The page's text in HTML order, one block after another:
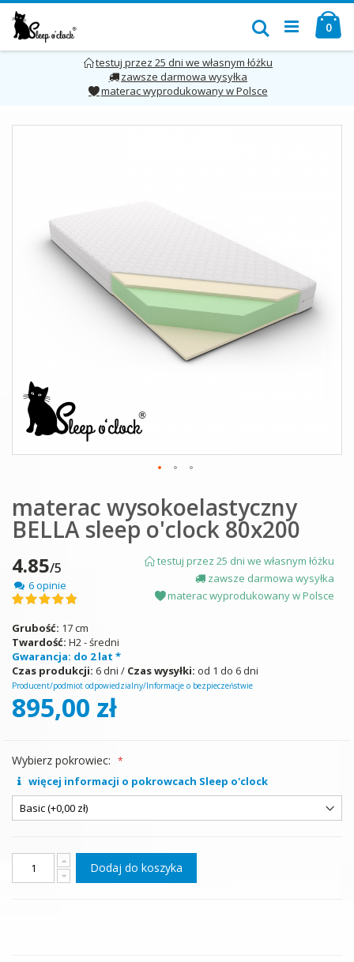
testuj przez 25 dni we własnym łóżku
zawsze darmowa wysyłka
materac wyprodukowany w Polsce
Przejdź
do
treści
0
Szukaj
materac wysokoelastyczny
BELLA sleep o'clock 80x200
4.85/5
6 opinie
Ocena:
testuj przez 25 dni we własnym łóżku
zawsze darmowa wysyłka
materac wyprodukowany w Polsce
Grubość: 17 cm
Twardość: H2 - średni
Gwarancja: do 2 lat *
Czas produkcji: 6 dni / Czas wysyłki: od 1 do 6 dni
Producent/podmiot odpowiedzialny/Informacje o bezpieczeństwie
895,00 zł
Wybierz pokrowiec:
więcej informacji o pokrowcach Sleep o'clock
Dodaj do koszyka
to
the
beginning
the
images
gallery